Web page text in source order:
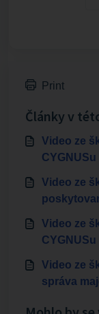
Print
Články v
Video ze
CYGNUSu
Video ze
Video ze
CYGNUSu
Video ze
správa